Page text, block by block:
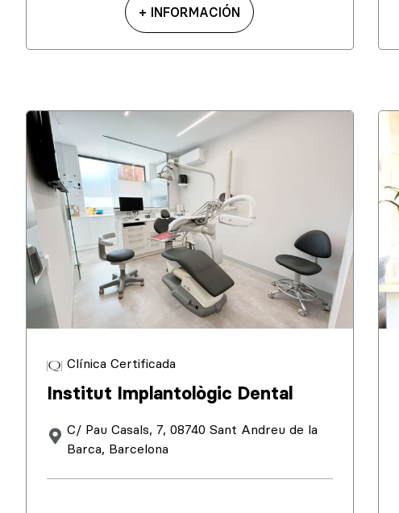
+ INFORMACIÓN
Clínica Certificada
Institut Implantològic Dental
C/ Pau Casals, 7, 08740 Sant Andreu de la
Barca, Barcelona